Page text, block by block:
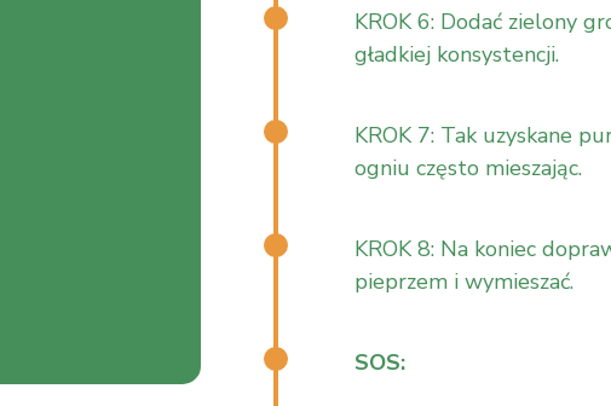
KROK 6: Dodać zielony
gładkiej konsystencji.
KROK 7: Tak uzyskane
ogniu często mieszając.
KROK 8: Na koniec
pieprzem i wymieszać.
SOS: